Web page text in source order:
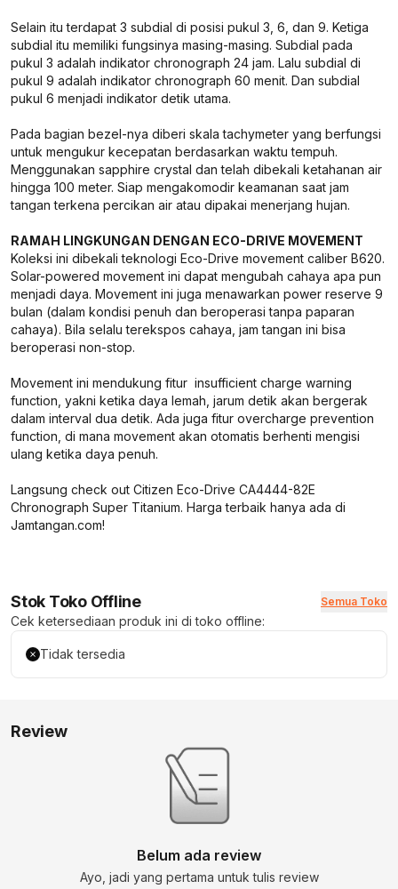
Selain itu terdapat 3 subdial di posisi pukul 3, 6, dan 9. Ketiga
subdial itu memiliki fungsinya masing-masing. Subdial pada
pukul 3 adalah indikator chronograph 24 jam. Lalu subdial di
pukul 9 adalah indikator chronograph 60 menit. Dan subdial
pukul 6 menjadi indikator detik utama.
Pada bagian bezel-nya diberi skala tachymeter yang berfungsi
untuk mengukur kecepatan berdasarkan waktu tempuh.
Menggunakan sapphire crystal dan telah dibekali ketahanan air
hingga 100 meter. Siap mengakomodir keamanan saat jam
tangan terkena percikan air atau dipakai menerjang hujan.
RAMAH LINGKUNGAN DENGAN ECO-DRIVE MOVEMENT
Koleksi ini dibekali teknologi Eco-Drive movement caliber B620.
Solar-powered movement ini dapat mengubah cahaya apa pun
menjadi daya. Movement ini juga menawarkan power reserve 9
bulan (dalam kondisi penuh dan beroperasi tanpa paparan
cahaya). Bila selalu terekspos cahaya, jam tangan ini bisa
beroperasi non-stop.
Movement ini mendukung fitur insufficient charge warning
function, yakni ketika daya lemah, jarum detik akan bergerak
dalam interval dua detik. Ada juga fitur overcharge prevention
function, di mana movement akan otomatis berhenti mengisi
ulang ketika daya penuh.
Langsung check out Citizen Eco-Drive CA4444-82E
Chronograph Super Titanium. Harga terbaik hanya ada di
Jamtangan.com!
Stok Toko Offline Semua Toko
Cek ketersediaan produk ini di toko offline:
Tidak tersedia
Review
Belum ada review
Ayo, jadi yang pertama untuk tulis review